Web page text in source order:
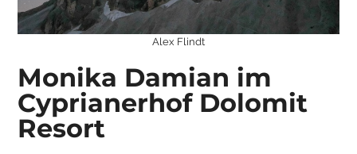
Alex Flindt
Monika Damian im
Cyprianerhof Dolomit
Resort